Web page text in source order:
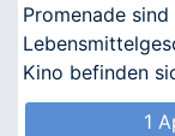
Promenade
Kino befinden
Fuß zu
1